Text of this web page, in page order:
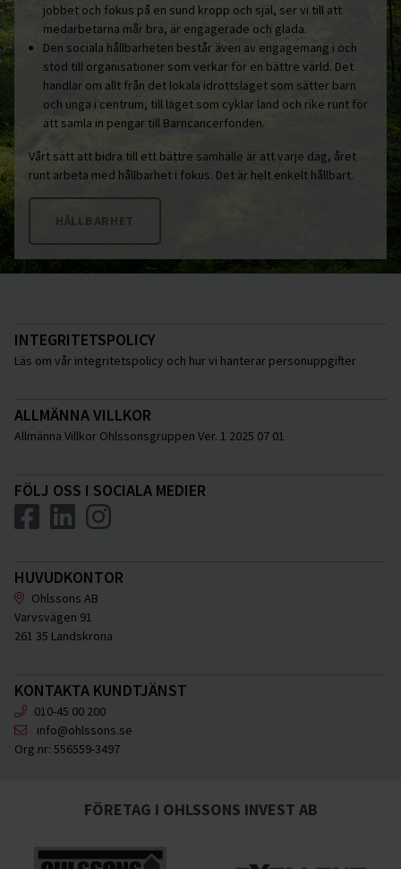
jobbet och fokus på en sund kropp och själ, ser vi till att
medarbetarna mår bra, är engagerade och glada.
Den sociala hållbarheten består även av engagemang i och
stöd till organisationer som verkar för en bättre värld. Det
handlar om allt från det lokala idrottslaget som sätter barn
och unga i centrum, till laget som cyklar land och rike runt för
att samla in pengar till Barncancerfonden.
Vårt sätt att bidra till ett bättre samhälle är att varje dag, året
runt arbeta med hållbarhet i fokus. Det är helt enkelt hållbart.
HÅLLBARHET
INTEGRITETSPOLICY
Läs om vår integritetspolicy och hur vi hanterar personuppgifter
ALLMÄNNA VILLKOR
Allmänna Villkor Ohlssonsgruppen Ver. 1 2025 07 01
FÖLJ OSS I SOCIALA MEDIER
HUVUDKONTOR
Ohlssons AB
Varvsvägen 91
261 35 Landskrona
KONTAKTA KUNDTJÄNST
010-45 00 200
info@ohlssons.se
Org.nr: 556559-3497
FÖRETAG I OHLSSONS INVEST AB